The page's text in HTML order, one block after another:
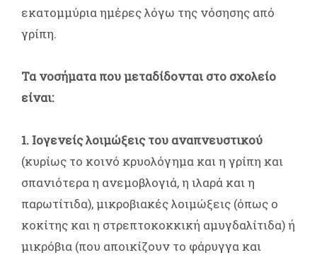
εκατομμύρια ημέρες λόγω της νόσησης από
γρίπη.
Τα νοσήματα που μεταδίδονται στο σχολείο
είναι:
1. Ιογενείς λοιμώξεις του αναπνευστικού
(κυρίως το κοινό κρυολόγημα και η γρίπη και
σπανιότερα η ανεμοβλογιά, η ιλαρά και η
παρωτίτιδα), μικροβιακές λοιμώξεις (όπως ο
κοκίτης και η στρεπτοκοκκική αμυγδαλίτιδα) ή
μικρόβια (που αποικίζουν το φάρυγγα και